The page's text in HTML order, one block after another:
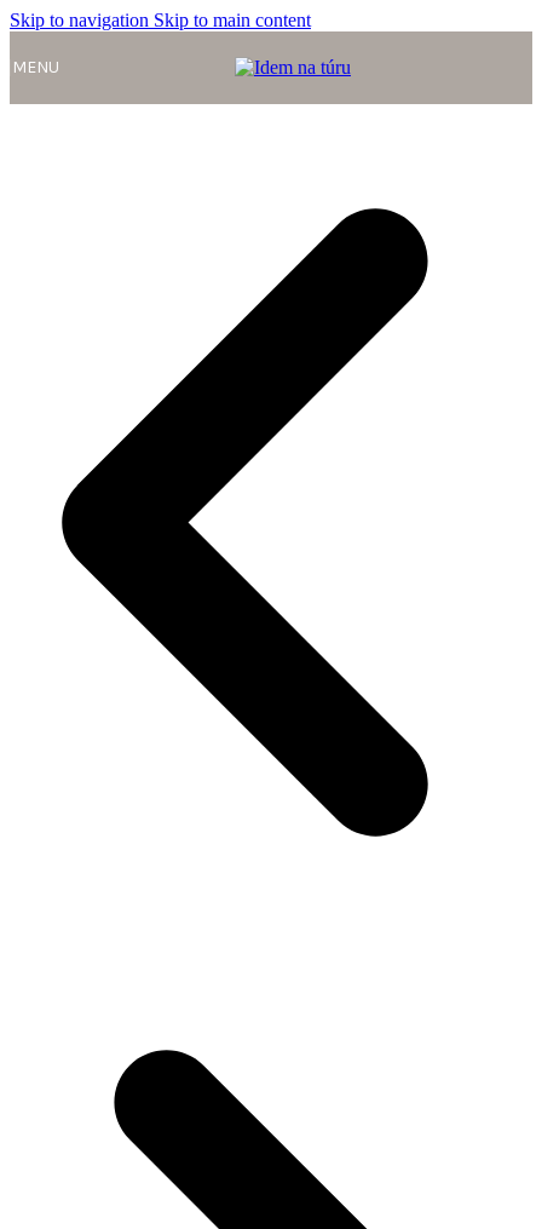
Skip to navigation Skip to main content
MENU